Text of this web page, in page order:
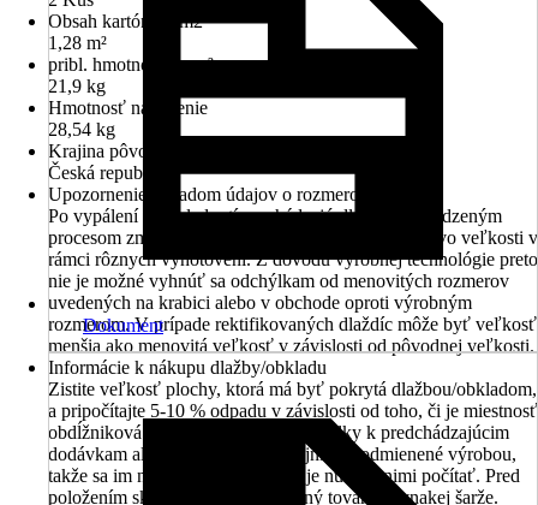
Obsah kartónu v m2
1,28 m²
pribl. hmotnosť na m²
21,9 kg
Hmotnosť na balenie
28,54 kg
Krajina pôvodu
Česká republika
Upozornenie ohľadom údajov o rozmeroch
Po vypálení pri chladnutí prechádzajú dlaždice prirodzeným
procesom zmršťovania, čo môže viesť k rozdielom vo veľkosti v
rámci rôznych vyhotovení. Z dôvodu výrobnej technológie preto
nie je možné vyhnúť sa odchýlkam od menovitých rozmerov
uvedených na krabici alebo v obchode oproti výrobným
rozmerom. V prípade rektifikovaných dlaždíc môže byť veľkosť
menšia ako menovitá veľkosť v závislosti od pôvodnej veľkosti.
Informácie k nákupu dlažby/obkladu
Zistite veľkosť plochy, ktorá má byť pokrytá dlažbou/obkladom,
a pripočítajte 5-10 % odpadu v závislosti od toho, či je miestnosť
obdĺžniková alebo nie. Farebné odchýlky k predchádzajúcim
dodávkam alebo vzorkám v predajni sú podmienené výrobou,
takže sa im nedá úplne zabrániť a je nutné s nimi počítať. Pred
položením skontrolujte, či je dodaný tovar z rovnakej šarže.
Dokument